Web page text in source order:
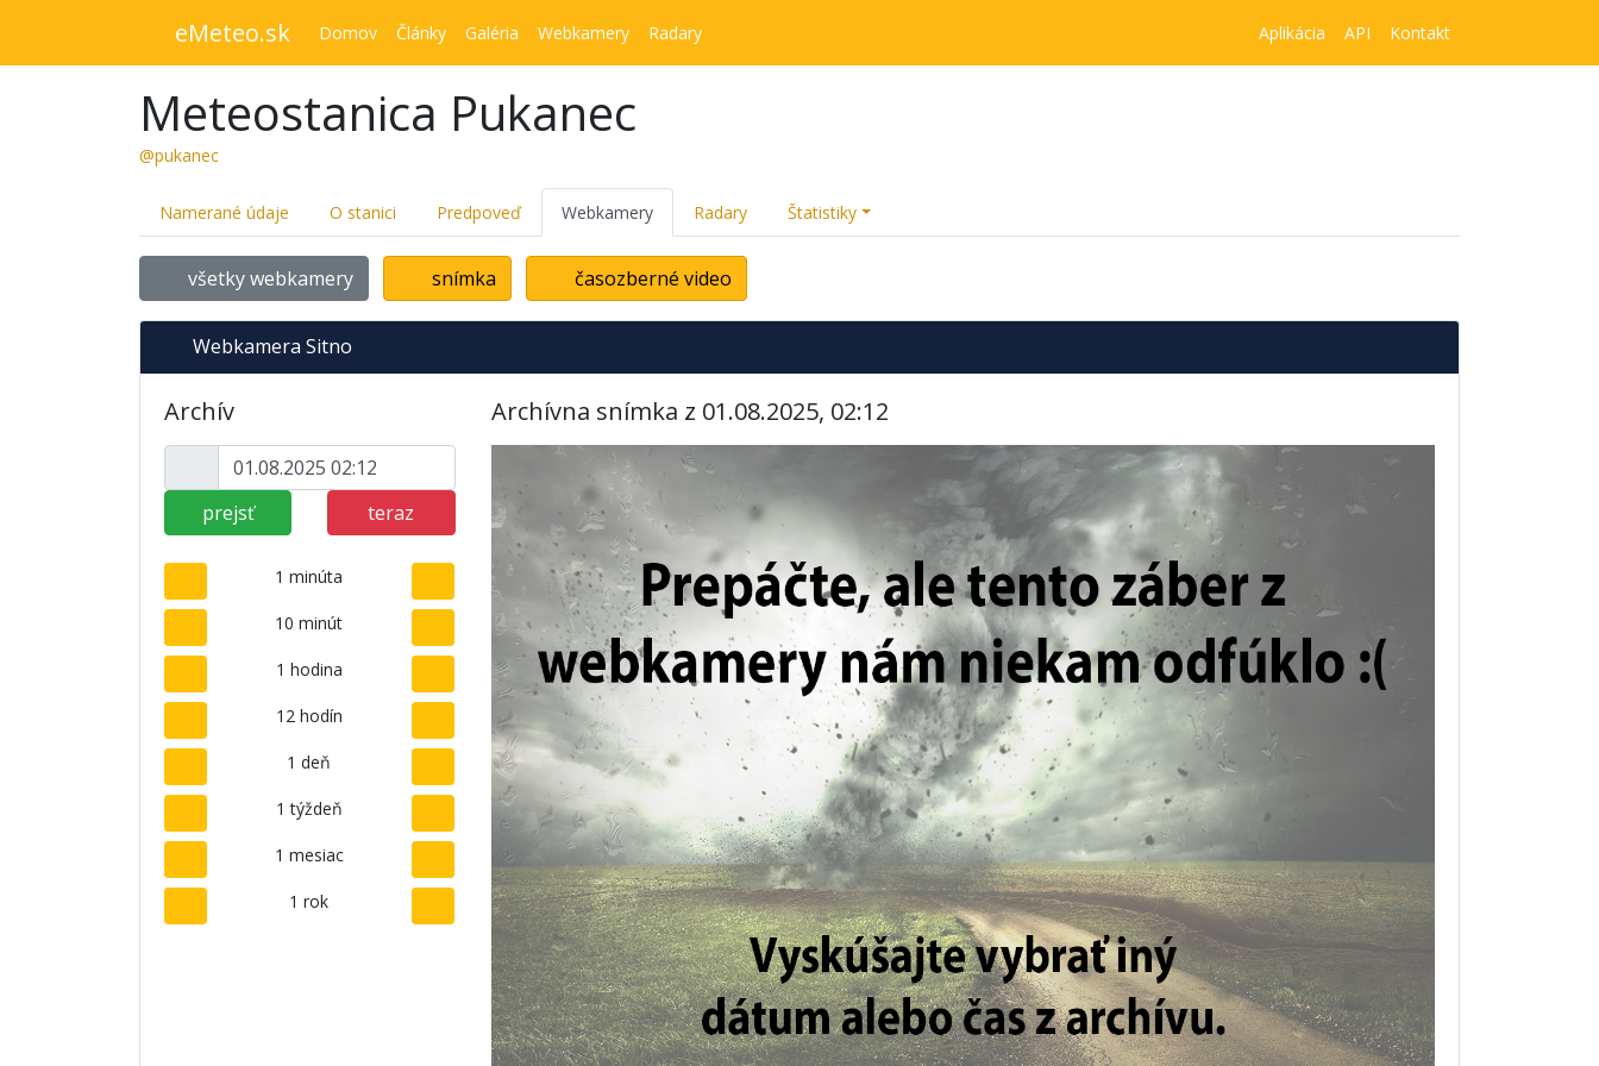
eMeteo.sk Domov Články Galéria Webkamery Radary Aplikácia API Kontakt
Meteostanica Pukanec
@pukanec
Namerané údaje O stanici Predpoveď Webkamery Radary Štatistiky
všetky webkamery snímka časozberné video
Webkamera Sitno
Archív
prejsť teraz
1 minúta
10 minút
1 hodina
12 hodín
1 deň
1 týždeň
1 mesiac
1 rok
Archívna snímka z 01.08.2025, 02:12